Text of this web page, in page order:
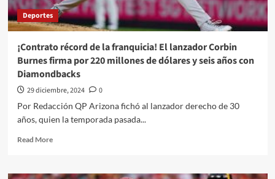
mes
de
embarazo
Deportes
¡Contrato récord de la franquicia! El lanzador Corbin
Burnes firma por 220 millones de dólares y seis años con
Diamondbacks
29 diciembre, 2024
0
Por Redacción QP Arizona fichó al lanzador derecho de 30
años, quien la temporada pasada...
Read MoreRead
¡Contrato